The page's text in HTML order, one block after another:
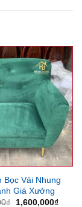
Bọc Vải Nhung
Giá Xưởng
₫
Giá
1,600,000₫Giá